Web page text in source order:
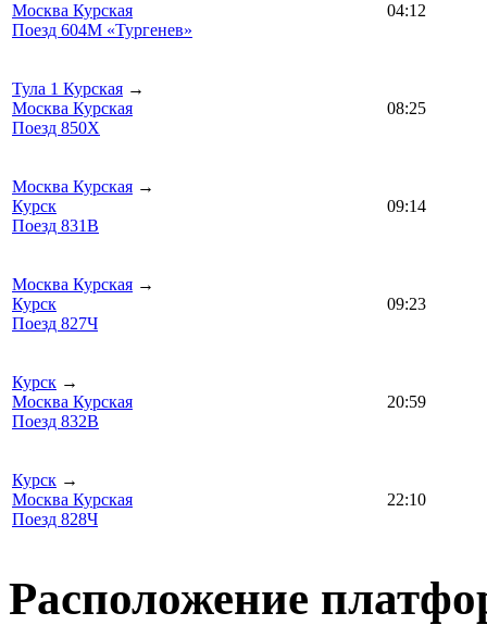
Москва Курская
Поезд 604М «Тургенев»
04:12
Тула 1 Курская →
Москва Курская
Поезд 850Х
08:25
Москва Курская →
Курск
Поезд 831В
09:14
Москва Курская →
Курск
Поезд 827Ч
09:23
Курск →
Москва Курская
Поезд 832В
20:59
Курск →
Москва Курская
Поезд 828Ч
22:10
Расположение